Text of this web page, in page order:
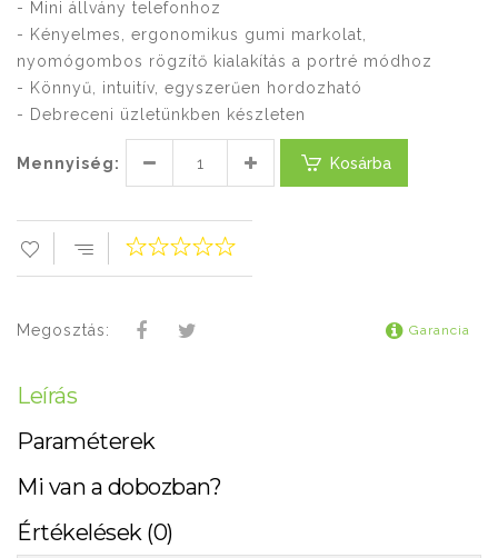
- Mini állvány telefonhoz
- Kényelmes, ergonomikus gumi markolat,
nyomógombos rögzítő kialakítás a portré módhoz
- Könnyű, intuitív, egyszerűen hordozható
- Debreceni üzletünkben készleten
Mennyiség: Kosárba
Megosztás: Garancia
Leírás
Paraméterek
Mi van a dobozban?
Értékelések (0)